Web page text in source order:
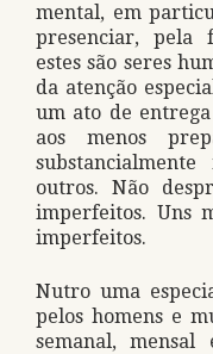
mental, em
presenciar, pela
estes são seres
da atenção
um ato de
aos menos
outros. Não
imperfeitos. Uns
imperfeitos.
Nutro uma
pelos homens e
semanal,